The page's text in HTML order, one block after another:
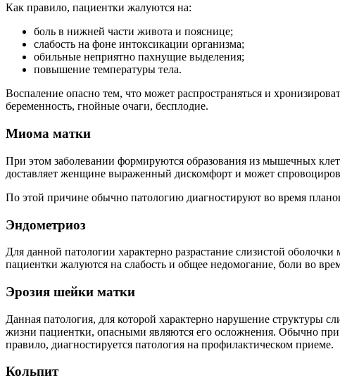
Как правило, пациентки жалуются на:
боль в нижней части живота и пояснице;
слабость на фоне интоксикации организма;
обильные неприятно пахнущие выделения;
повышение температуры тела.
Воспаление опасно тем, что может распространяться и
беременность, гнойные очаги, бесплодие.
Миома матки
При этом заболевании формируются образования из мышечных
доставляет женщине выраженный дискомфорт и может
По этой причине обычно патологию диагностируют во время
Эндометриоз
Для данной патологии характерно разрастание слизистой
пациентки жалуются на слабость и общее недомогание, боли во
Эрозия шейки матки
Данная патология, для которой характерно нарушение структуры
жизни пациентки, опасными являются его осложнения. Обычно
правило, диагностируется патология на профилактическом приеме.
Кольпит